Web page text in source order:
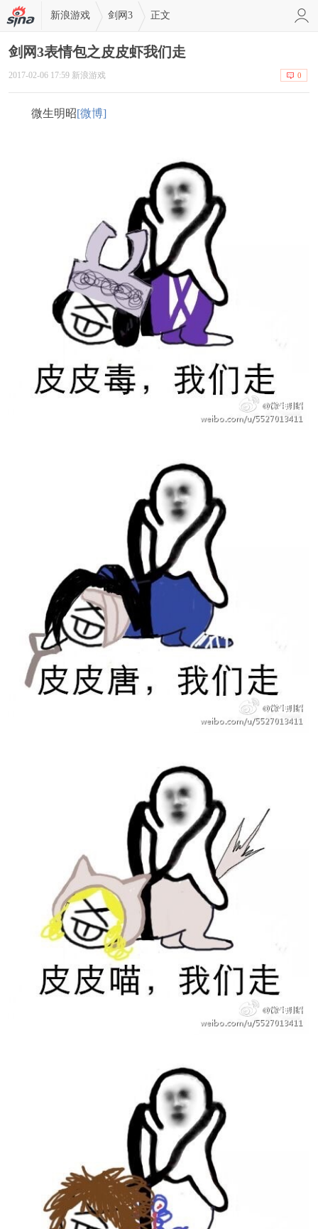
新浪游戏 剑网3 正文
剑网3表情包之皮皮虾我们走
2017-02-06 17:59 新浪游戏 0
微生明昭[微博]